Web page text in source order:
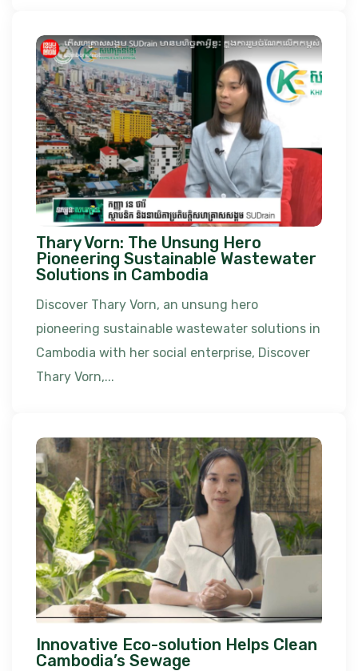
Thary Vorn: The Unsung Hero
Pioneering Sustainable Wastewater
Solutions in Cambodia
Discover Thary Vorn, an unsung hero
pioneering sustainable wastewater solutions in
Cambodia with her social enterprise, Discover
Thary Vorn,...
Innovative Eco-solution Helps Clean
Cambodia’s Sewage